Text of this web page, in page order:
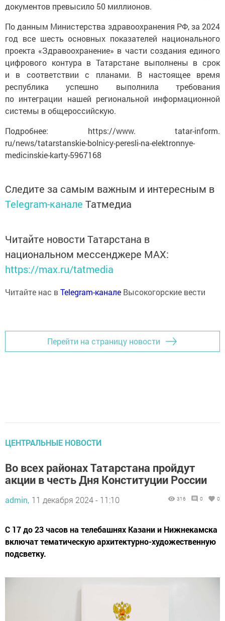
документов превысило 50 миллионов.
По данным Министерства здравоохранения РФ, за 2024
год все шесть основных показателей национального
проекта «Здравоохранение» в части создания единого
цифрового контура в Татарстане выполнены в срок
и в соответствии с планами. В настоящее время
республика успешно выполнила требования
по интеграции нашей региональной информационной
системы в общероссийскую.
Подробнее: https://www. tatar-inform.
ru/news/tatarstanskie-bolnicy-peresli-na-elektronnye-
medicinskie-karty-5967168
Следите за самым важным и интересным в
Telegram-канале Татмедиа
Читайте новости Татарстана в
национальном мессенджере MАХ:
https://max.ru/tatmedia
Читайте нас вTelegram-канале Высокогорские вести
Перейти на страницу новости
ЦЕНТРАЛЬНЫЕ НОВОСТИ
Во всех районах Татарстана пройдут
акции в честь Дня Конституции России
admin, 11 декабря 2024 - 11:10 316 0 0
С 17 до 23 часов на телебашнях Казани и Нижнекамска
включат тематическую архитектурно-художественную
подсветку.